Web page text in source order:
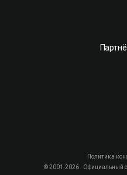
Политика
© 2001-2026 . Официальный